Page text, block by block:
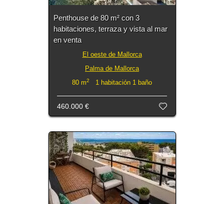
Penthouse de 80 m² con 3
habitaciones, terraza y vista al mar
en venta
El oeste de Mallorca
Palma de Mallorca
80 m2 1 habitación 1 baño
460.000 €